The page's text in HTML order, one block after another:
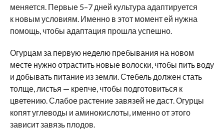
меняется. Первые 5–7 дней культура адаптируется
к новым условиям. Именно в этот момент ей нужна
помощь, чтобы адаптация прошла успешно.
Огурцам за первую неделю пребывания на новом
месте нужно отрастить новые волоски, чтобы пить воду
и добывать питание из земли. Стебель должен стать
толще, листья — крепче, чтобы подготовиться к
цветению. Слабое растение завязей не даст. Огурцы
копят углеводы и аминокислоты, именно от этого
зависит завязь плодов.